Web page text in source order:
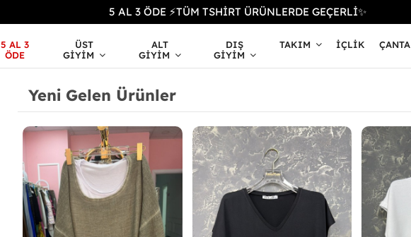
5 AL 3 ÖDE ⚡TÜM TSHİRT ÜRÜNLERDE GEÇERLİ✨
5 AL 3
ÖDE
ÜST
GIYIM
ALT
GIYIM
DIŞ
GIYIM
TAKIM İÇLIK ÇANTA
Yeni Gelen Ürünler